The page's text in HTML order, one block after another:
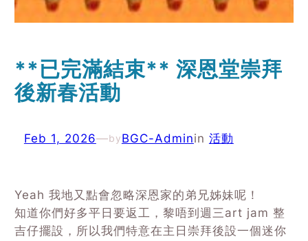
**已完滿結束** 深恩堂崇拜
後新春活動
Feb 1, 2026—byBGC-Adminin 活動
Yeah 我地又點會忽略深恩家的弟兄姊妹呢！
知道你們好多平日要返工，黎唔到週三art jam 整
吉仔擺設，所以我們特意在主日崇拜後設一個迷你